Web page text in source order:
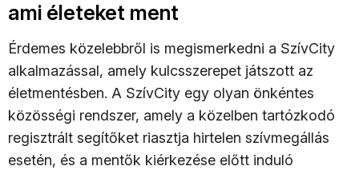
ami életeket ment
Érdemes közelebbről is megismerkedni a SzívCity
alkalmazással, amely kulcsszerepet játszott az
életmentésben. A SzívCity egy olyan önkéntes
közösségi rendszer, amely a közelben tartózkodó
regisztrált segítőket riasztja hirtelen szívmegállás
esetén, és a mentők kiérkezése előtt induló